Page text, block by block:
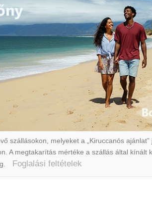
szállásokon, melyeket a „Kiruccanós
A megtakarítás mértéke a szállás által kínált
Foglalási feltételek